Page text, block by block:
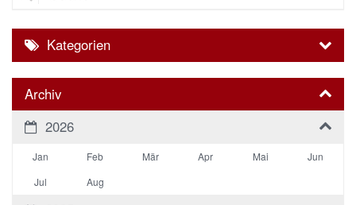
Kategorien
Archiv
2026
Jan Feb Mär Apr Mai
Jun
Jul
Aug